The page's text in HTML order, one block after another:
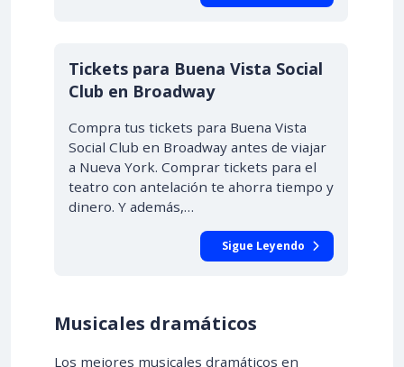
Tickets para Buena Vista Social
Club en Broadway
Compra tus tickets para Buena Vista
Social Club en Broadway antes de viajar
a Nueva York. Comprar tickets para el
teatro con antelación te ahorra tiempo y
dinero. Y además,…
Sigue Leyendo
Musicales dramáticos
Los mejores musicales dramáticos en